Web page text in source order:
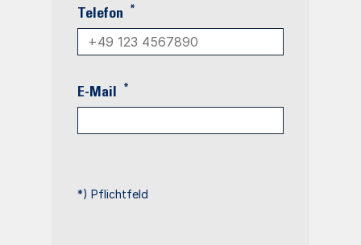
Telefon *
E-Mail *
*) Pflichtfeld